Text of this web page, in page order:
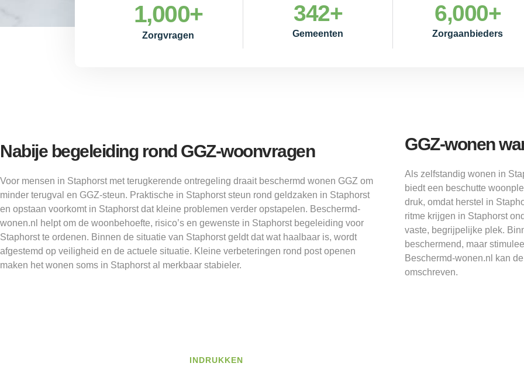
Zorgvragen
1,000+
Gemeenten
342+
Zorgaanbieders
6,000+
Nabije begeleiding rond GGZ-woonvragen
Voor mensen in Staphorst met terugkerende ontregeling draait beschermd wonen GGZ om
minder terugval en GGZ-steun. Praktische in Staphorst steun rond geldzaken in Staphorst
en opstaan voorkomt in Staphorst dat kleine problemen verder opstapelen. Beschermd-
wonen.nl helpt om de woonbehoefte, risico’s en gewenste in Staphorst begeleiding voor
Staphorst te ordenen. Binnen de situatie van Staphorst geldt dat wat haalbaar is, wordt
afgestemd op veiligheid en de actuele situatie. Kleine verbeteringen rond post openen
maken het wonen soms in Staphorst al merkbaar stabieler.
GGZ-wonen
Als zelfstandig wonen in
biedt een beschutte
druk, omdat herstel in
ritme krijgen in Staphorst
vaste, begrijpelijke plek.
beschermend, maar
Beschermd-wonen.nl kan
omschreven.
INDRUKKEN